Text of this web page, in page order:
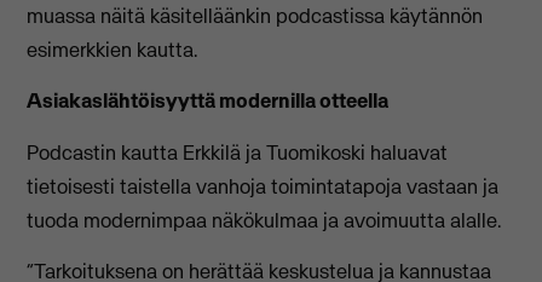
muassa näitä käsitelläänkin podcastissa käytännön
esimerkkien kautta.
Asiakaslähtöisyyttä modernilla otteella
Podcastin kautta Erkkilä ja Tuomikoski haluavat
tietoisesti taistella vanhoja toimintatapoja vastaan ja
tuoda modernimpaa näkökulmaa ja avoimuutta alalle.
“Tarkoituksena on herättää keskustelua ja kannustaa